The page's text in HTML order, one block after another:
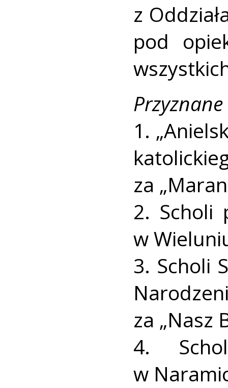
z
pod
1.
za
2. Scholi
w
3. Scholi
za „Nasz
4.
w